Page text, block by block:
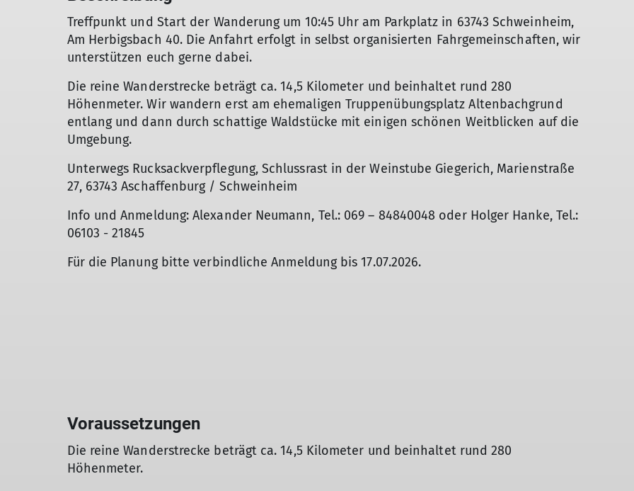
Treffpunkt und Start der Wanderung um 10:45 Uhr am Parkplatz in 63743 Schweinheim,
Am Herbigsbach 40. Die Anfahrt erfolgt in selbst organisierten Fahrgemeinschaften, wir
unterstützen euch gerne dabei.
Die reine Wanderstrecke beträgt ca. 14,5 Kilometer und beinhaltet rund 280
Höhenmeter. Wir wandern erst am ehemaligen Truppenübungsplatz Altenbachgrund
entlang und dann durch schattige Waldstücke mit einigen schönen Weitblicken auf die
Umgebung.
Unterwegs Rucksackverpflegung, Schlussrast in der Weinstube Giegerich, Marienstraße
27, 63743 Aschaffenburg / Schweinheim
Info und Anmeldung: Alexander Neumann, Tel.: 069 – 84840048 oder Holger Hanke, Tel.:
06103 - 21845
Für die Planung bitte verbindliche Anmeldung bis 17.07.2026.
Voraussetzungen
Die reine Wanderstrecke beträgt ca. 14,5 Kilometer und beinhaltet rund 280
Höhenmeter.